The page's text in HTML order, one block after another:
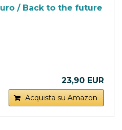
/ Back to the future
23,90 EUR
Acquista su Amazon